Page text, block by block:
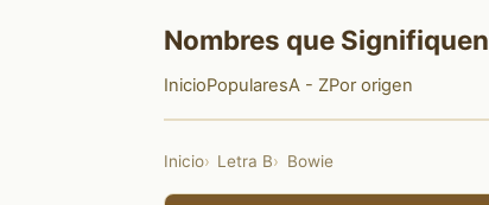
Nombres que Signifiquen
InicioPopularesA - ZPor origen
Inicio Letra B Bowie